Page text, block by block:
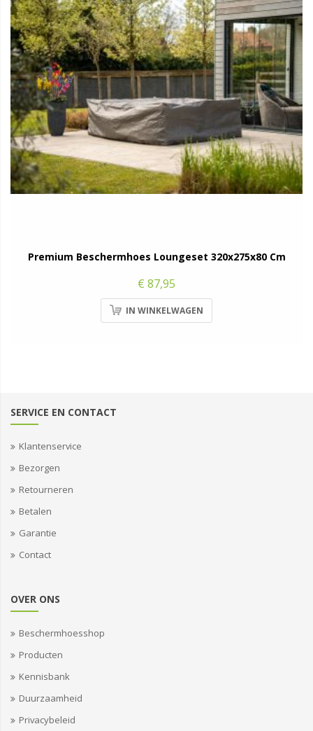
Premium Beschermhoes Loungeset 320x275x80 Cm
€ 87,95
IN WINKELWAGEN
SERVICE EN CONTACT
Klantenservice
Bezorgen
Retourneren
Betalen
Garantie
Contact
OVER ONS
Beschermhoesshop
Producten
Kennisbank
Duurzaamheid
Privacybeleid